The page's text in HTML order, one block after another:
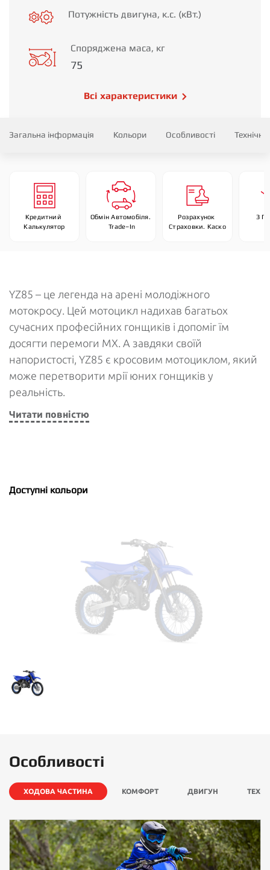
Потужність двигуна, к.с. (кВт.)
Споряджена маса, кг
75
Всі характеристики
Загальна інформація Кольори Особливості
Кредитний
Калькулятор
Trade–In
Розрахунок
Страховки. Каско
З
YZ85 – це легенда на арені молодіжного
мотокросу. Цей мотоцикл надихав багатьох
сучасних професійних гонщиків і допоміг їм
досягти перемоги MX. А завдяки своїй
напористості, YZ85 є кросовим мотоциклом, який
може перетворити мрії юних гонщиків у
реальність.
Читати повністю
Доступні кольори
Особливості
ХОДОВА ЧАСТИНА КОМФОРТ ДВИГУН